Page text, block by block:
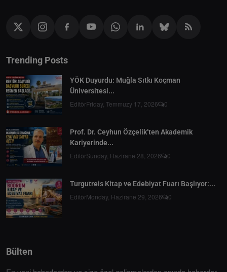
Trending Posts
YÖK Duyurdu: Muğla Sıtkı Koçman
Üniversitesi...
EditörFriday, Temmuzy 17, 2026 0
Prof. Dr. Ceyhun Özçelik’ten Akademik
Kariyerinde...
EditörSunday, Hazirane 28, 2026 0
Turgutreis Kitap ve Edebiyat Fuarı Başlıyor:...
EditörMonday, Hazirane 29, 2026 0
Bülten